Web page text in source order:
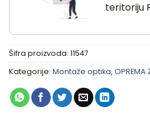
teritoriju
Šifra proizvoda: 11547
Kategorije: Montaže optika, OPREMA